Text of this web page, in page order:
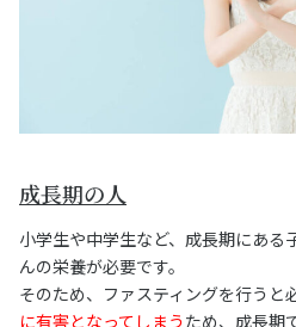
成長期の人
小学生や中学生など、成長期にある
んの栄養が必要です。
そのため、ファスティングを行うと
に有害となってしまうため、成長期